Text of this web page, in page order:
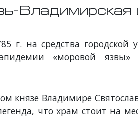
Владимирская
г. на средства городской
«моровой язвы»
князе Владимире
что храм стоит на